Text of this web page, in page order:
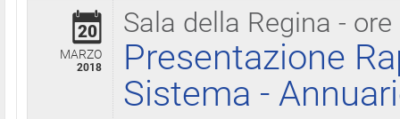
Sala della Regina - ore
20
MARZO
2018
Presentazione
Sistema -